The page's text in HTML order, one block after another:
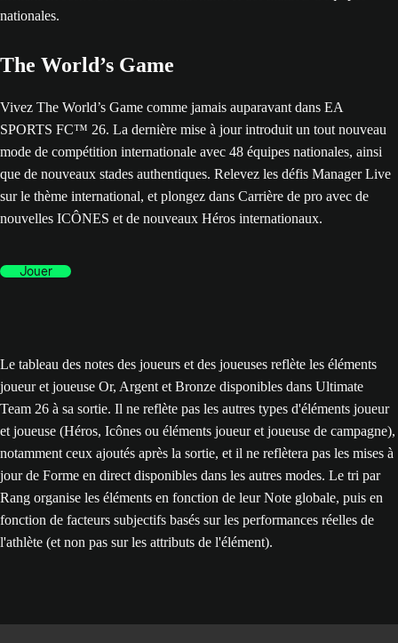
The World’s Game
Vivez The World’s Game comme jamais auparavant dans EA
SPORTS FC™ 26. La dernière mise à jour introduit un tout nouveau
mode de compétition internationale avec 48 équipes nationales, ainsi
que de nouveaux stades authentiques. Relevez les défis Manager Live
sur le thème international, et plongez dans Carrière de pro avec de
nouvelles ICÔNES et de nouveaux Héros internationaux.
Jouer
Le tableau des notes des joueurs et des joueuses reflète les éléments
joueur et joueuse Or, Argent et Bronze disponibles dans Ultimate
Team 26 à sa sortie. Il ne reflète pas les autres types d'éléments joueur
et joueuse (Héros, Icônes ou éléments joueur et joueuse de campagne),
notamment ceux ajoutés après la sortie, et il ne reflètera pas les mises à
jour de Forme en direct disponibles dans les autres modes. Le tri par
Rang organise les éléments en fonction de leur Note globale, puis en
fonction de facteurs subjectifs basés sur les performances réelles de
l'athlète (et non pas sur les attributs de l'élément).